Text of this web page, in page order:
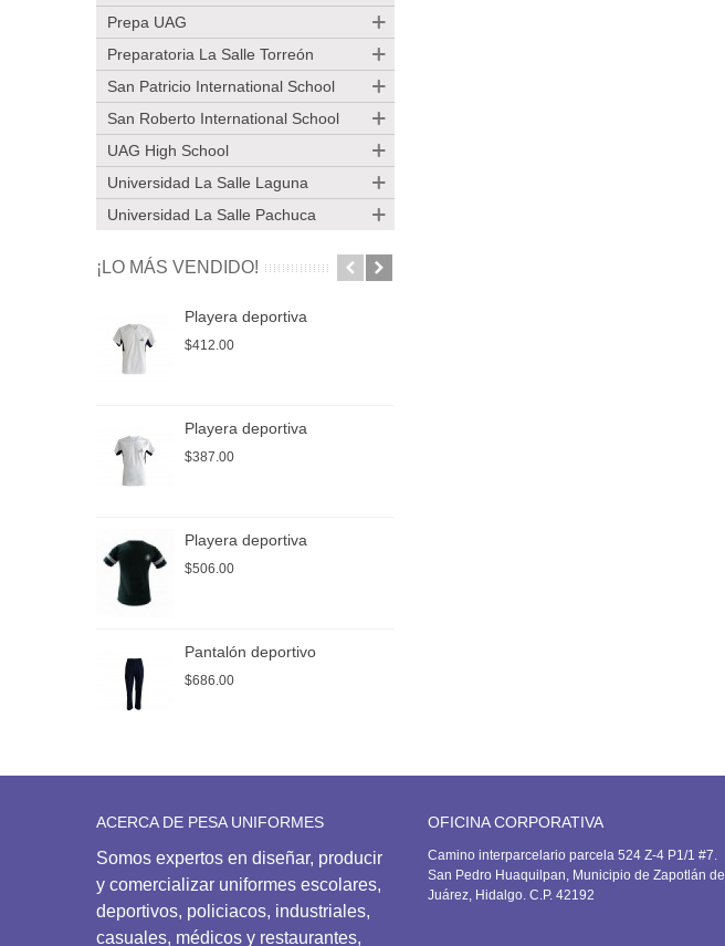
Prepa UAG
Preparatoria La Salle Torreón
San Patricio International School
San Roberto International School
UAG High School
Universidad La Salle Laguna
Universidad La Salle Pachuca
¡LO MÁS VENDIDO!
Playera deportiva
$412.00
Playera deportiva
$387.00
Playera deportiva
$506.00
Pantalón deportivo
$686.00
ACERCA DE PESA UNIFORMES
Somos expertos en diseñar, producir
y comercializar uniformes escolares,
deportivos, policiacos, industriales,
casuales, médicos y restaurantes,
OFICINA CORPORATIVA
Camino interparcelario parcela 524 Z-4 P1/1 #7.
San Pedro Huaquilpan, Municipio de Zapotlán de
Juárez, Hidalgo. C.P. 42192